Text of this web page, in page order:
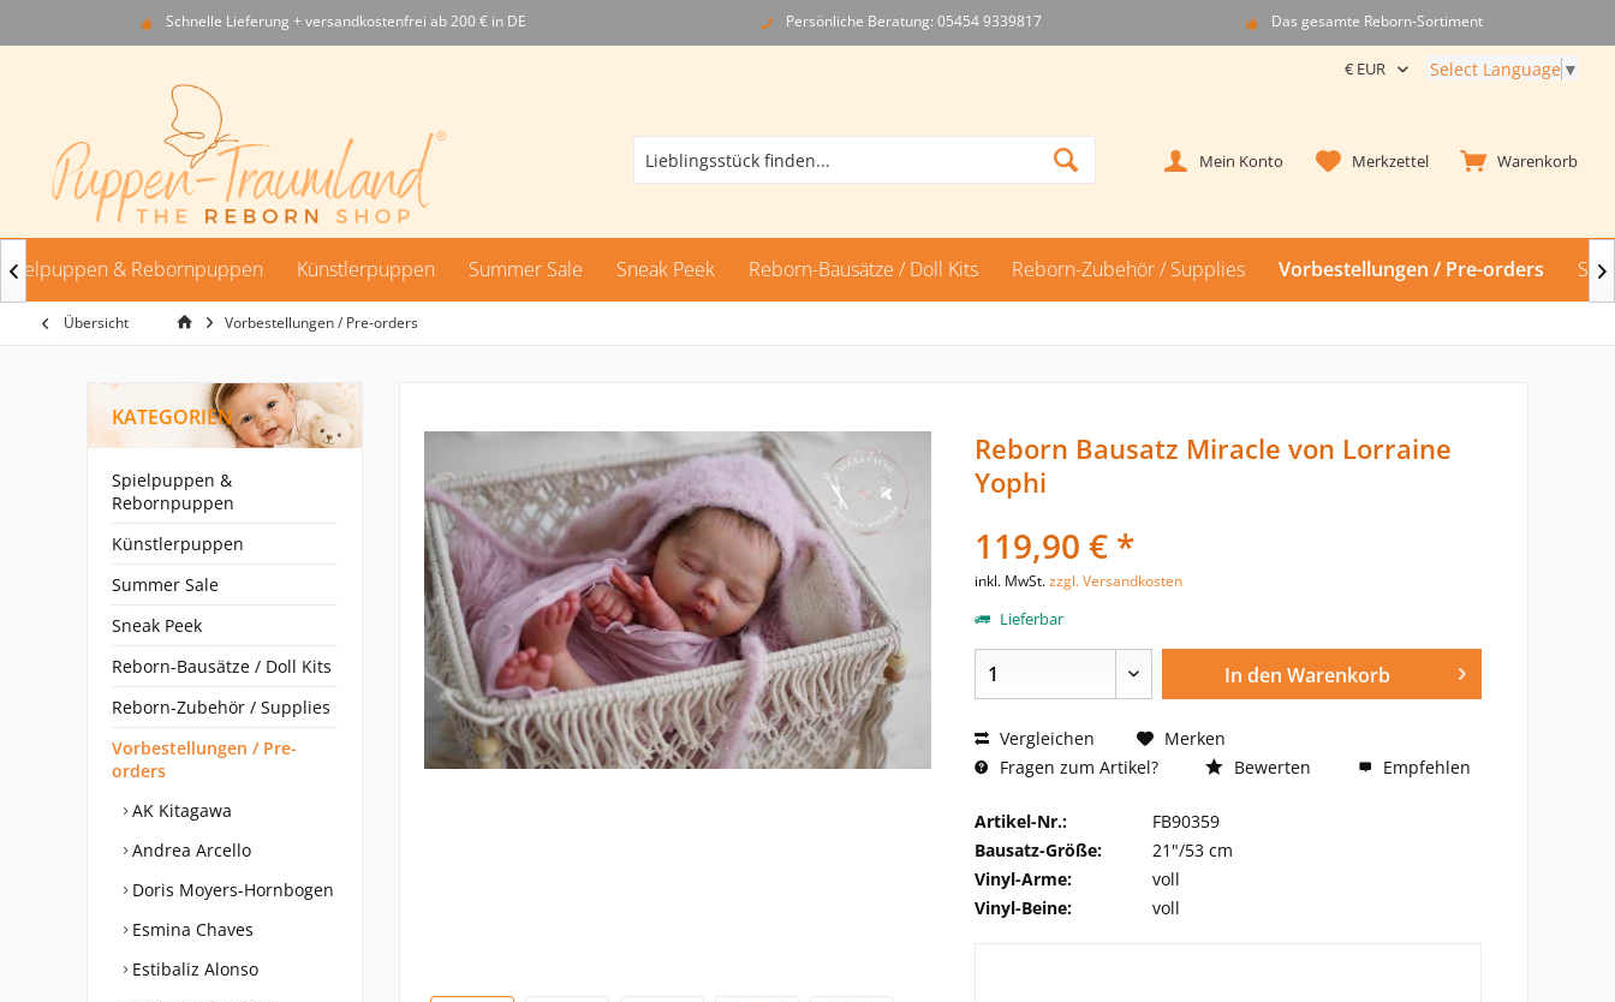
Schnelle Lieferung + versandkostenfrei ab 200 € in DE Persönliche Beratung: 05454 9339817 Das gesamte Reborn-Sortiment
Select Language ▼
Warenkorb
Merkzettel
Mein Konto
& Rebornpuppen Künstlerpuppen Summer Sale Sneak Peek Reborn-Bausätze / Doll Kits Reborn-Zubehör / Supplies Vorbestellungen / Pre-orders
 
Übersicht Vorbestellungen / Pre-orders
KATEGORIEN
Spielpuppen &
Rebornpuppen
Künstlerpuppen
Summer Sale
Sneak Peek
Reborn-Bausätze / Doll Kits
Reborn-Zubehör / Supplies
Vorbestellungen / Pre-
orders
AK Kitagawa
Andrea Arcello
Doris Moyers-Hornbogen
Esmina Chaves
Estibaliz Alonso
Reborn Bausatz Miracle von Lorraine
Yophi
119,90 € *
inkl. MwSt.zzgl. Versandkosten
Lieferbar
In den Warenkorb
Vergleichen
Merken
Fragen zum Artikel?
Bewerten Empfehlen
Artikel-Nr.:
FB90359
Bausatz-Größe:
21"/53 cm
Vinyl-Arme:
voll
Vinyl-Beine:
voll